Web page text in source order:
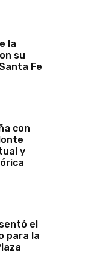
la
su
Fe
con
y
el
para la